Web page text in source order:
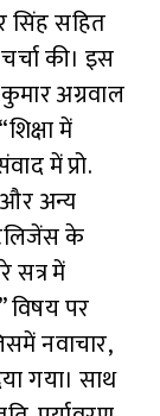
सिंह सहित
की। इस
अग्रवाल
में
में प्रो.
और अन्य
के
सत्र में
विषय पर
नवाचार,
गया। साथ